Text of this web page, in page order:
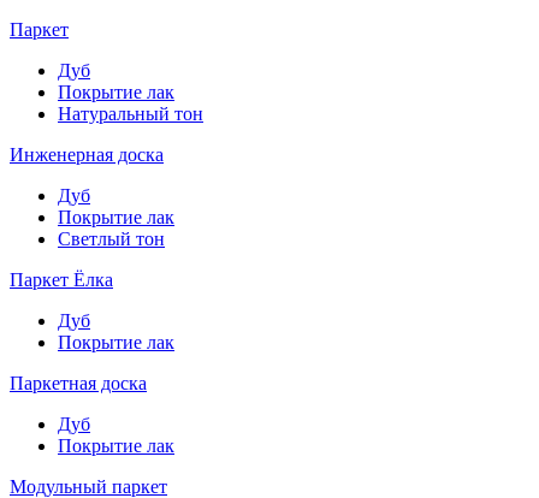
Паркет
Дуб
Покрытие лак
Натуральный тон
Инженерная доска
Дуб
Покрытие лак
Светлый тон
Паркет Ёлка
Дуб
Покрытие лак
Паркетная доска
Дуб
Покрытие лак
Модульный паркет